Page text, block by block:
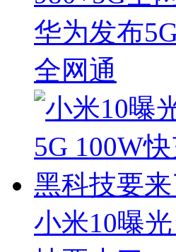
华为发布
全网通
小米10曝